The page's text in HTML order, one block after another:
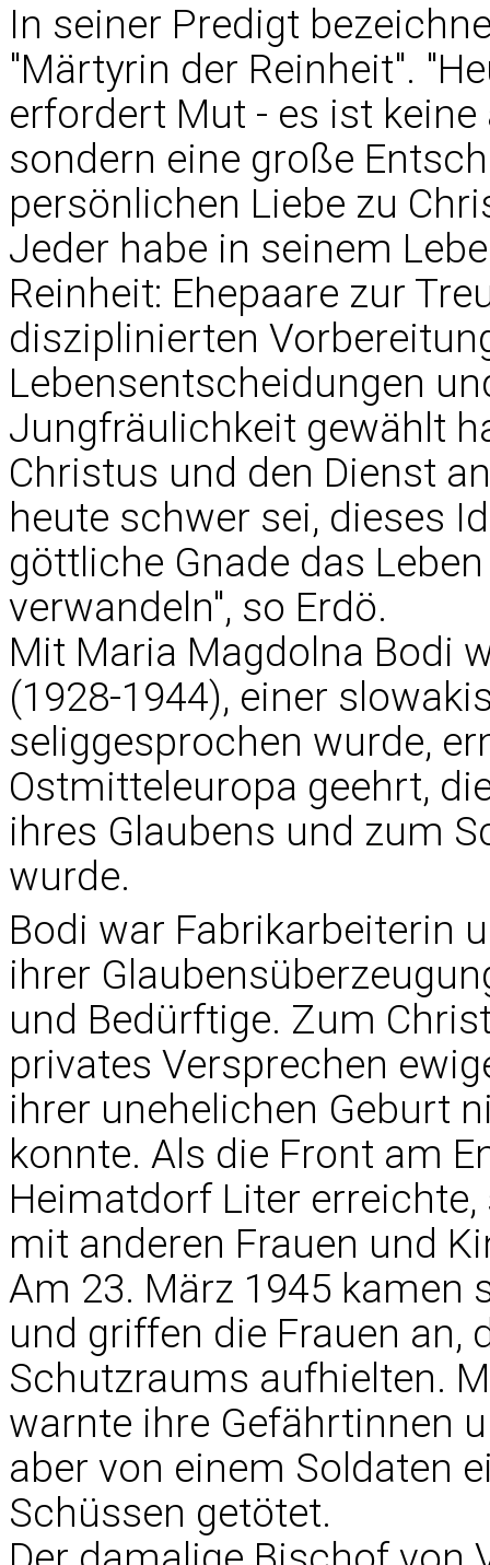
In seiner Predigt
"Märtyrin der Reinheit".
erfordert Mut - es ist
sondern eine große
persönlichen Liebe zu
Jeder habe in seinem
Reinheit: Ehepaare zur
disziplinierten
Lebensentscheidungen
Jungfräulichkeit gewählt
Christus und den Dienst
heute schwer sei, dieses
göttliche Gnade das
verwandeln", so Erdö.
Mit Maria Magdolna Bodi
(1928-1944), einer
seliggesprochen wurde,
Ostmitteleuropa geehrt,
ihres Glaubens und zum
wurde.
Bodi war Fabrikarbeiterin
ihrer
und Bedürftige. Zum
privates Versprechen
ihrer unehelichen Geburt
konnte. Als die Front am
Heimatdorf Liter
mit anderen Frauen und
Am 23. März 1945 kamen
und griffen die Frauen an,
Schutzraums aufhielten.
warnte ihre Gefährtinnen
aber von einem Soldaten
Schüssen getötet.